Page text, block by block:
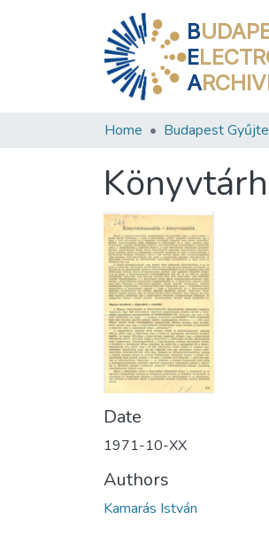
B
E
A
Home Budapest
Date
1971-10-XX
Authors
Kamarás István